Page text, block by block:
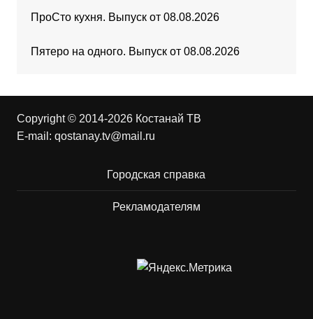
ПроСто кухня. Выпуск от 08.08.2026
Пятеро на одного. Выпуск от 08.08.2026
Copyright © 2014-2026 Костанай ТВ
E-mail: qostanay.tv@mail.ru
Городская справка
Рекламодателям